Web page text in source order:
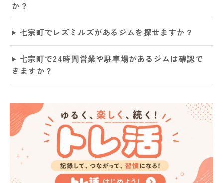
か？
七宗町でレズミルズがあるジムを探せますか？
七宗町で24時間営業や駐車場があるジムは確認で
きますか？